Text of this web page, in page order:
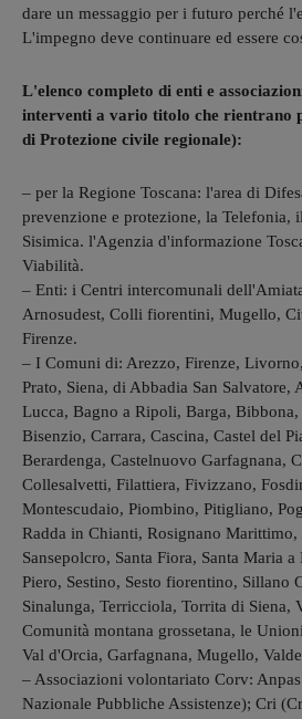
dare un messaggio per i futuro perché
L'impegno deve continuare ed essere
L'elenco completo di enti e
interventi a vario titolo che rientrano
di Protezione civile regionale):
– per la Regione Toscana: l'area di
prevenzione e protezione, la Telefonia,
Sisimica. l'Agenzia d'informazione
Viabilità.
– Enti: i Centri intercomunali
Arnosudest, Colli fiorentini, Mugello,
Firenze.
– I Comuni di: Arezzo, Firenze,
Prato, Siena, di Abbadia San
Lucca, Bagno a Ripoli, Barga,
Bisenzio, Carrara, Cascina, Castel del
Berardenga, Castelnuovo Garfagnana,
Collesalvetti, Filattiera, Fivizzano,
Montescudaio, Piombino, Pitigliano,
Radda in Chianti, Rosignano Marittimo,
Sansepolcro, Santa Fiora, Santa Maria a
Piero, Sestino, Sesto fiorentino, Sillano
Sinalunga, Terricciola, Torrita di Siena,
Comunità montana grossetana, le
Val d'Orcia, Garfagnana, Mugello,
– Associazioni volontariato Corv:
Nazionale Pubbliche Assistenze); Cri